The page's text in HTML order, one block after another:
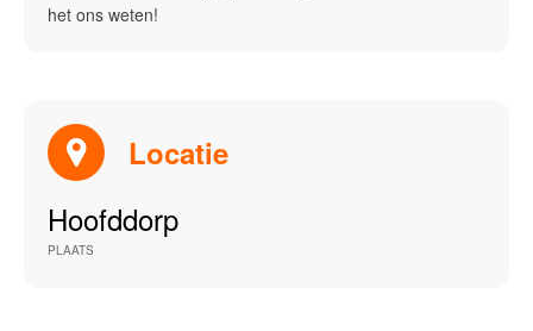
het ons weten!
Locatie
Hoofddorp
PLAATS